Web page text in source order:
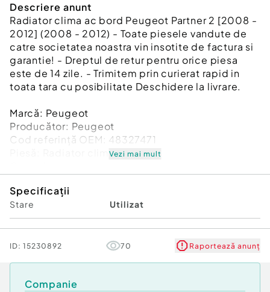
Descriere anunt
Radiator clima ac bord Peugeot Partner 2 [2008 -
2012] (2008 - 2012) - Toate piesele vandute de
catre societatea noastra vin insotite de factura si
garantie! - Dreptul de retur pentru orice piesa
este de 14 zile. - Trimitem prin curierat rapid in
toata tara cu posibilitate Deschidere la livrare.
Marcă: Peugeot
Producător: Peugeot
Cod referinţă OEM: 48327471
Piesă: Radiator clima ac bord
Vezi mai mult
Specificații
Stare Utilizat
ID: 15230892 70 Raportează anunț
Companie